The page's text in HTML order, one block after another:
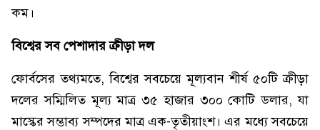
কম।
বিশ্বের সব পেশাদার ক্রীড়া দল
ফোর্বসের তথ্যমতে, বিশ্বের সবচেয়ে মূল্যবান শীর্ষ ৫০টি ক্রীড়া
দলের সম্মিলিত মূল্য মাত্র ৩৫ হাজার ৩০০ কোটি ডলার, যা
মাস্কের সম্ভাব্য সম্পদের মাত্র এক-তৃতীয়াংশ। এর মধ্যে সবচেয়ে